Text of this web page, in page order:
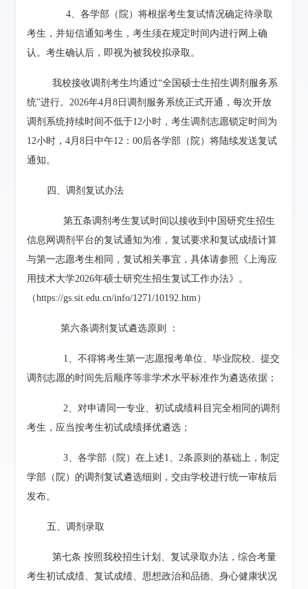
4、各学部（院）将根据考生复试情况确定待录取
考生，并短信通知考生，考生须在规定时间内进行网上确
认。考生确认后，即视为被我校拟录取。
我校接收调剂考生均通过“全国硕士生招生调剂服务系
统”进行。 2026年4月8日调剂服务系统正式开通，每次开放
调剂系统持续时间不低于12小时，考生调剂志愿锁定时间为
12小时，4月8日中午12 ：00后各学部（院）将陆续发送复试
通知。
四、调剂复试办法
第五条调剂考生复试时间以接收到中国研究生招生
信息网调剂平台的复试通知为准，复试要求和复试成绩计算
与第一志愿考生相同，复试相关事宜，具体请参照 《上海应
用技术大学2026年硕士研究生招生复试工作办法》 。
（https://gs.sit.edu.cn/info/1271/10192.htm）
第六条调剂复试遴选原则 ：
1、不得将考生第一志愿报考单位、毕业院校、提交
调剂志愿的时间先后顺序等非学术水平标准作为遴选依据；
2、 对申请同一专业、初试成绩科目完全相同的调剂
考生，应当按考生初试成绩择优遴选；
3、各学部（院）在上述1 2条原则的基础上，制定
学部（院）的调剂复试遴选细则，交由学校进行统一审核后
发布。
五、调剂录取
第七条 按照我校招生计划、复试录取办法，综合考量
考生初试成绩、复试成绩、思想政治和品德、身心健康状况